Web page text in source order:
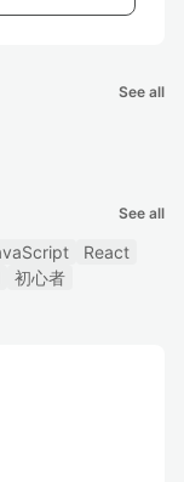
See all
See all
React
初心者